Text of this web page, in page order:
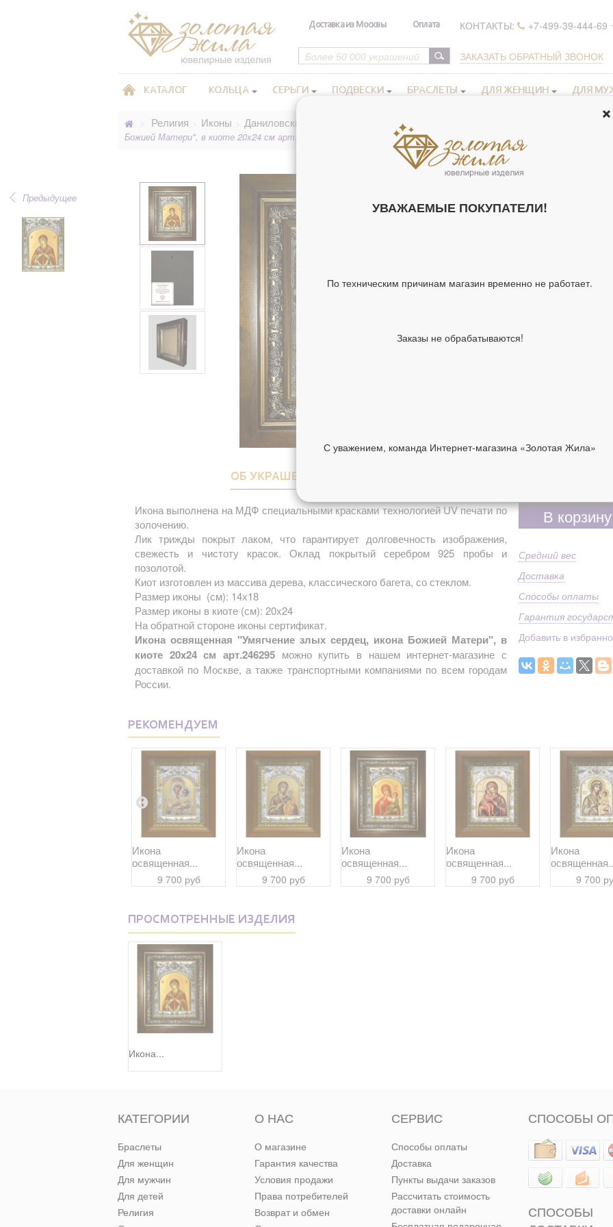
Доставка из Москвы Оплата КОНТАКТЫ: +7-499-39-444-69
ЗАКАЗАТЬ ОБРАТНЫЙ ЗВОНОК
КАТАЛОГ КОЛЬЦА СЕРЬГИ ПОДВЕСКИ БРАСЛЕТЫ ДЛЯ ЖЕНЩИН ДЛЯ
Религия Иконы Даниловские иконы в серебряном окладе
Икона
Божией Матери", в киоте 20x24 см арт.246295
Предыдущее
ОБ УКРАШЕНИИ
Икона выполнена на МДФ специальными красками технологией UV печати по
золочению.
Лик трижды покрыт лаком, что гарантирует долговечность изображения,
свежесть и чистоту красок. Оклад покрытый серебром 925 пробы и
позолотой.
Киот изготовлен из массива дерева, классического багета, со стеклом.
Размер иконы (см): 14х18
Размер иконы в киоте (см): 20х24
На обратной стороне иконы сертификат.
Икона освященная "Умягчение злых сердец, икона Божией Матери", в
киоте 20x24 см арт.246295можно купить в нашем интернет-магазине с
доставкой по Москве, а также транспортными компаниями по всем городам
России.
ИКОНА
ЗЛЫХ
МАТЕРИ", В
АРТ.246295
Высота киота,
Дополнительно
В корзину
Средний вес
Доставка
Способы оплаты
Гарантия
Добавить в
РЕКОМЕНДУЕМ
Икона
освященная...
9 700 руб
Икона
освященная...
9 700 руб
Икона
освященная...
9 700 руб
Икона
освященная...
9 700 руб
Икона
9 700
ПРОСМОТРЕННЫЕ ИЗДЕЛИЯ
Икона...
КАТЕГОРИИ
Браслеты
Для женщин
Для мужчин
Для детей
Религия
О НАС
О магазине
Гарантия качества
Условия продажи
Права потребителей
Возврат и обмен
СЕРВИС
Способы оплаты
Доставка
Пункты выдачи заказов
Рассчитать стоимость
доставки онлайн
СПОСОБЫ
СПОСОБЫ
УВАЖАЕМЫЕ ПОКУПАТЕЛИ!
По техническим причинам магазин временно не работает.
Заказы не обрабатываются!
С уважением, команда Интернет-магазина «Золотая Жила»